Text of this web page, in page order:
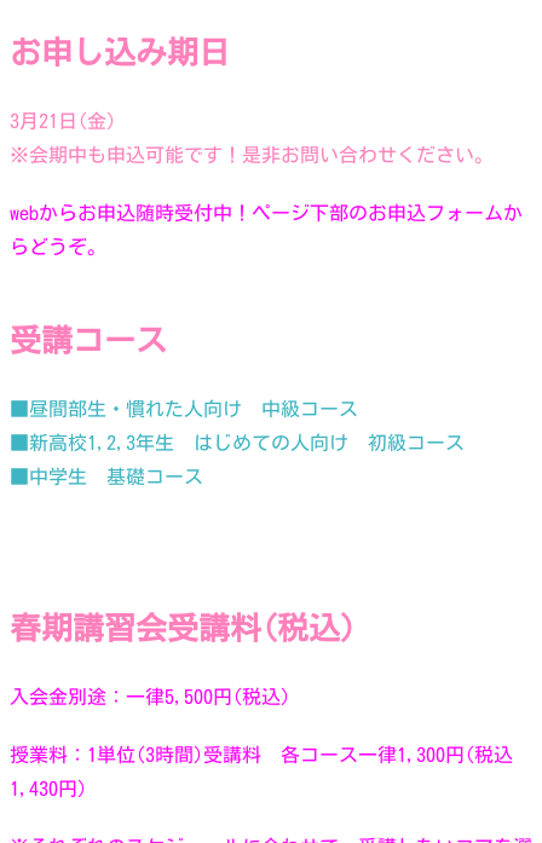
お申し込み期日
3月21日(金)
※会期中も申込可能です！是非お問い合わせください。
webからお申込随時受付中！ページ下部のお申込フォームか
らどうぞ。
受講コース
■昼間部生・慣れた人向け 中級コース
■新高校1,2,3年生 はじめての人向け 初級コース
■中学生 基礎コース
春期講習会受講料(税込)
入会金別途：一律5,500円(税込)
授業料： 1単位(3時間)受講料 各コース一律1,300円(税込
1,430円)